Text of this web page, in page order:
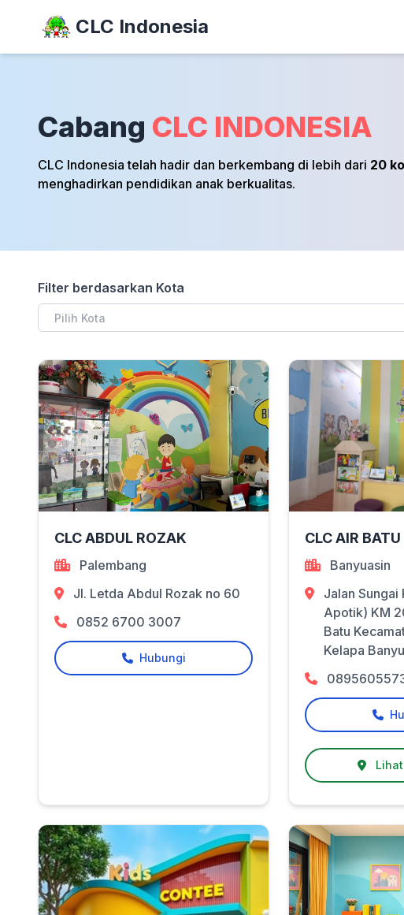
CLC Indonesia
Cabang CLC INDONESIA
CLC Indonesia telah hadir dan berkembang di lebih dari 20
menghadirkan pendidikan anak berkualitas.
Filter berdasarkan Kota
Pilih Kota
CLC ABDUL ROZAK
Palembang
Jl. Letda Abdul Rozak no 60
0852 6700 3007
Hubungi
CLC AIR BATU
Banyuasin
Jalan Sungai
Apotik) KM
Batu
Kelapa